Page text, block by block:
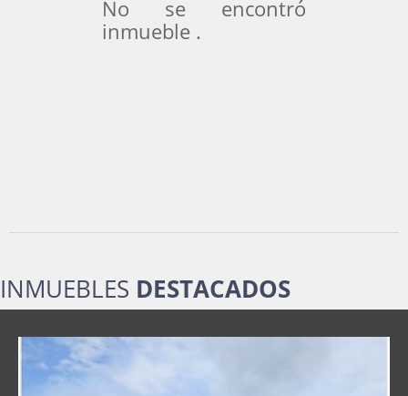
No se encontró
inmueble .
INMUEBLES DESTACADOS